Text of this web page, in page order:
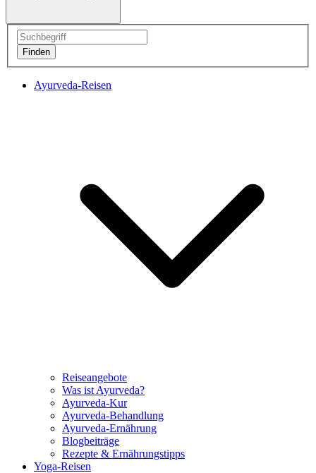
Ayurveda-Reisen
Reiseangebote
Was ist Ayurveda?
Ayurveda-Kur
Ayurveda-Behandlung
Ayurveda-Ernährung
Blogbeiträge
Rezepte & Ernährungstipps
Yoga-Reisen